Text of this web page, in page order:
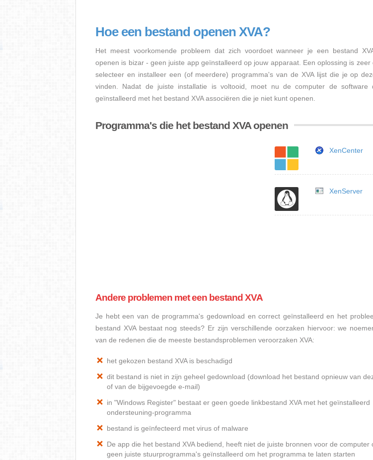
Hoe een bestand openen XVA?
Het meest voorkomende probleem dat zich voordoet wanneer je een bestand
openen is bizar - geen juiste app geïnstalleerd op jouw apparaat. Een oplossing is zeer
selecteer en installeer een (of meerdere) programma's van de XVA lijst die je op
vinden. Nadat de juiste installatie is voltooid, moet nu de computer de software
geïnstalleerd met het bestand XVA associëren die je niet kunt openen.
Programma's die het bestand XVA openen
XenCenter
XenServer
Andere problemen met een bestand XVA
Je hebt een van de programma's gedownload en correct geïnstalleerd en het
bestand XVA bestaat nog steeds? Er zijn verschillende oorzaken hiervoor: we
van de redenen die de meeste bestandsproblemen veroorzaken XVA:
het gekozen bestand XVA is beschadigd
dit bestand is niet in zijn geheel gedownload (download het bestand opnieuw van
of van de bijgevoegde e-mail)
in "Windows Register" bestaat er geen goede linkbestand XVA met het geïnstalleerd
ondersteuning-programma
bestand is geïnfecteerd met virus of malware
De app die het bestand XVA bediend, heeft niet de juiste bronnen voor de computer
geen juiste stuurprogramma's geïnstalleerd om het programma te laten starten